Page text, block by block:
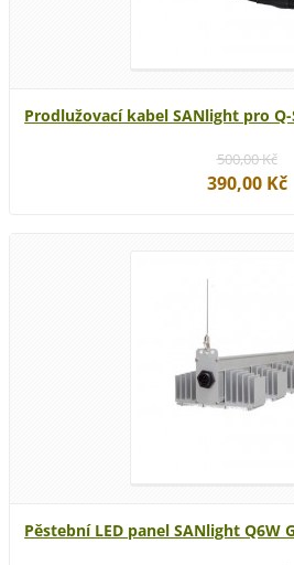
Prodlužovací kabel SANlight pro
500,00 Kč
390,00 Kč
Pěstební LED panel SANlight Q6W